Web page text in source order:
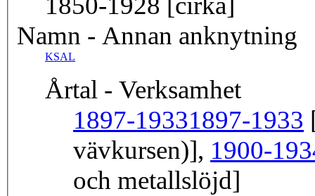
Namn - Annan anknytning
KSAL
Årtal - Verksamhet
1897-19331897-1933
vävkursen)], 1900-
och metallslöjd]